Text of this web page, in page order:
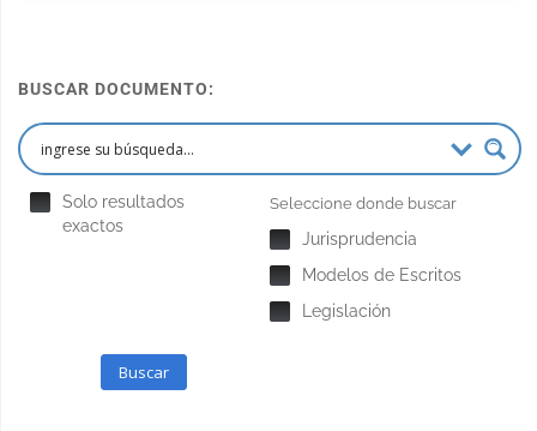
BUSCAR DOCUMENTO:
Solo resultados
exactos
Seleccione donde buscar
Jurisprudencia
Modelos de Escritos
Legislación
Buscar